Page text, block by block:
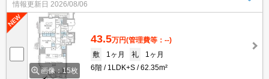
情報更新日 2026/08/06
画像：15枚
43.5万円(管理費等：--)
敷
1ヶ月 礼
1ヶ月
6階
1LDK+S 62.35m²